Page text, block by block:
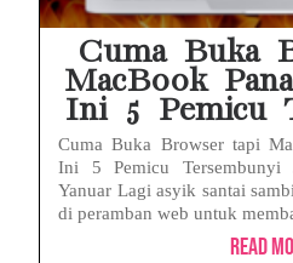
Cuma Buka
MacBook
Ini 5 Pemicu
Cuma Buka Browser tapi
Ini 5 Pemicu
Yanuar Lagi asyik santai
di peramban web untuk
Read